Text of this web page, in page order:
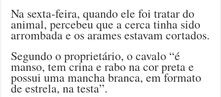
Na sexta-feira, quando ele foi tratar do
animal, percebeu que a cerca tinha sido
arrombada e os arames estavam cortados.
Segundo o proprietário, o cavalo “é
manso, tem crina e rabo na cor preta e
possui uma mancha branca, em formato
de estrela, na testa”.